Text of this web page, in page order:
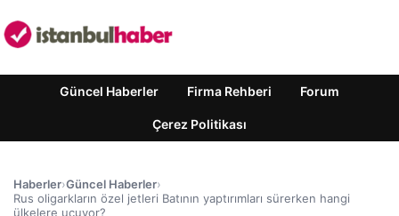
Güncel Haberler Firma Rehberi Forum
Çerez Politikası
Haberler›Güncel Haberler›
Rus oligarkların özel jetleri Batının yaptırımları sürerken hangi
ülkelere uçuyor?